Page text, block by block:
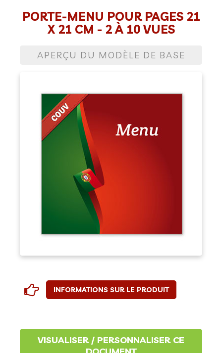
PORTE-MENU POUR PAGES 21
X 21 CM - 2 À 10 VUES
APERÇU DU MODÈLE DE BASE
INFORMATIONS SUR LE PRODUIT